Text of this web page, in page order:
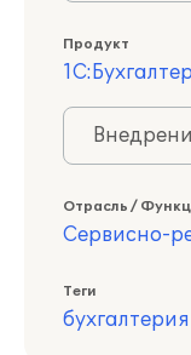
Продукт
Отрасль /
Сервисно-
Теги
бухгалтерия